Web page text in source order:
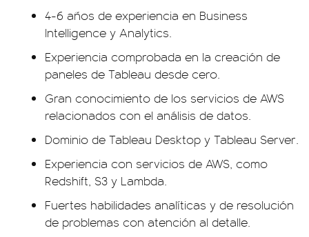
4-6 años de experiencia en Business
Intelligence y Analytics.
Experiencia comprobada en la creación de
paneles de Tableau desde cero.
Gran conocimiento de los servicios de AWS
relacionados con el análisis de datos.
Dominio de Tableau Desktop y Tableau Server.
Experiencia con servicios de AWS, como
Redshift, S3 y Lambda.
Fuertes habilidades analíticas y de resolución
de problemas con atención al detalle.